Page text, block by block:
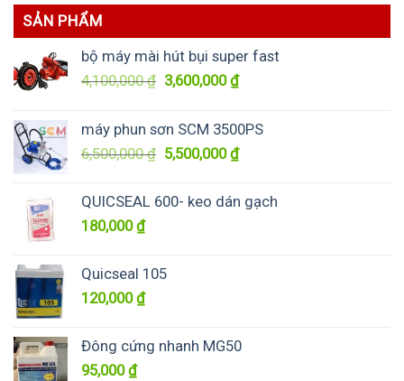
SẢN PHẨM
bộ máy mài hút bụi super fast
4,100,000₫ Giá
4,100,000 ₫.
3,600,000₫Giá
tại
là:
3,600,000 ₫.
máy phun sơn SCM 3500PS
6,500,000₫ Giá
là:
6,500,000 ₫.
5,500,000₫Giá
là:
QUICSEAL 600- keo dán gạch
180,000₫
Quicseal 105
120,000₫
Đông cứng nhanh MG50
95,000₫